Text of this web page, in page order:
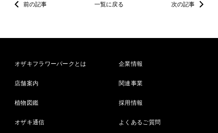
前の記事 一覧に戻る 次の記事
オザキフラワーパークとは
店舗案内
植物図鑑
オザキ通信
企業情報
関連事業
採用情報
よくあるご質問